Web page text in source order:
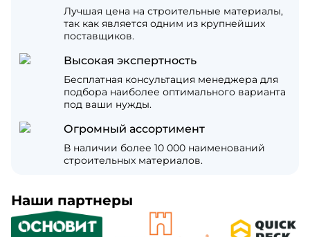
Лучшая цена на строительные материалы,
так как является одним из крупнейших
поставщиков.
Высокая экспертность
Бесплатная консультация менеджера для
подбора наиболее оптимального варианта
под ваши нужды.
Огромный ассортимент
В наличии более 10 000 наименований
строительных материалов.
Наши партнеры